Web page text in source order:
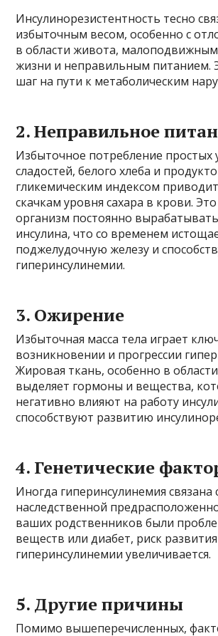
Инсулинорезистентность тесно
избыточным весом, особенно с
в области живота,
жизни и неправильным питанием.
шаг на пути к метаболическим
2. Неправильное
Избыточное потребление простых
сладостей, белого хлеба и
гликемическим индексом
скачкам уровня сахара в крови. Это
организм постоянно
инсулина, что со временем
поджелудочную железу и
гиперинсулинемии.
3. Ожирение
Избыточная масса тела играет
возникновении и прогрессии
Жировая ткань, особенно в
выделяет гормоны и вещества,
негативно влияют на работу
способствуют развитию
4. Генетические
Иногда гиперинсулинемия связана
наследственной
ваших родственников были
веществ или диабет, риск развития
гиперинсулинемии увеличивается.
5. Другие причины
Помимо вышеперечисленных,